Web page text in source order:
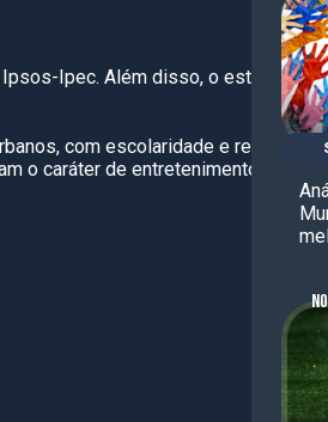
Ipec. Além disso, o estudo
com escolaridade e renda
o caráter de entretenimento das